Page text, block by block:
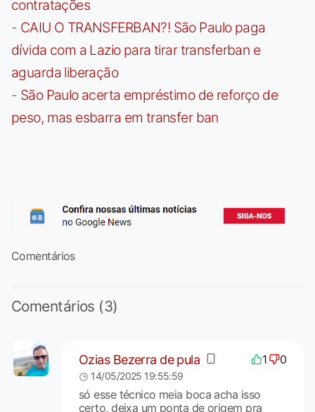
contratações
- CAIU O TRANSFERBAN?! São Paulo paga
dívida com a Lazio para tirar transferban e
aguarda liberação
- São Paulo acerta empréstimo de reforço de
peso, mas esbarra em transfer ban
Comentários
Comentários (3)
Ozias Bezerra de pula 1 0
14/05/2025 19:55:59
só esse técnico meia boca acha isso
certo, deixa um ponta de origem pra